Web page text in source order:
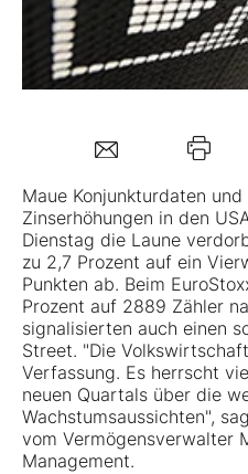
Mein B:O
Kontakt
Maue Konjunkturdaten
Zinserhöhungen in den
Dienstag die Laune
zu 2,7 Prozent auf ein
Punkten ab. Beim
Prozent auf 2889 Zähler
signalisierten auch einen
Street. "Die
Verfassung. Es herrscht
neuen Quartals über die
Wachstumsaussichten",
vom Vermögensverwalter
Management.